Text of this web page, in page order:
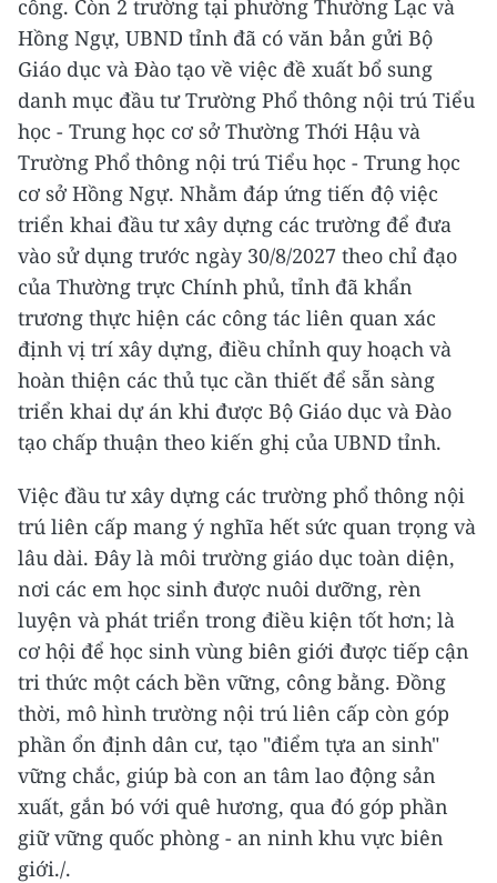
công. Còn 2 trường tại phường Thường Lạc và
Hồng Ngự, UBND tỉnh đã có văn bản gửi Bộ
Giáo dục và Đào tạo về việc đề xuất bổ sung
danh mục đầu tư Trường Phổ thông nội trú Tiểu
học - Trung học cơ sở Thường Thới Hậu và
Trường Phổ thông nội trú Tiểu học - Trung học
cơ sở Hồng Ngự. Nhằm đáp ứng tiến độ việc
triển khai đầu tư xây dựng các trường để đưa
vào sử dụng trước ngày 30/8/2027 theo chỉ đạo
của Thường trực Chính phủ, tỉnh đã khẩn
trương thực hiện các công tác liên quan xác
định vị trí xây dựng, điều chỉnh quy hoạch và
hoàn thiện các thủ tục cần thiết để sẵn sàng
triển khai dự án khi được Bộ Giáo dục và Đào
tạo chấp thuận theo kiến ghị của UBND tỉnh.
Việc đầu tư xây dựng các trường phổ thông nội
trú liên cấp mang ý nghĩa hết sức quan trọng và
lâu dài. Đây là môi trường giáo dục toàn diện,
nơi các em học sinh được nuôi dưỡng, rèn
luyện và phát triển trong điều kiện tốt hơn; là
cơ hội để học sinh vùng biên giới được tiếp cận
tri thức một cách bền vững, công bằng. Đồng
thời, mô hình trường nội trú liên cấp còn góp
phần ổn định dân cư, tạo "điểm tựa an sinh"
vững chắc, giúp bà con an tâm lao động sản
xuất, gắn bó với quê hương, qua đó góp phần
giữ vững quốc phòng - an ninh khu vực biên
giới./.